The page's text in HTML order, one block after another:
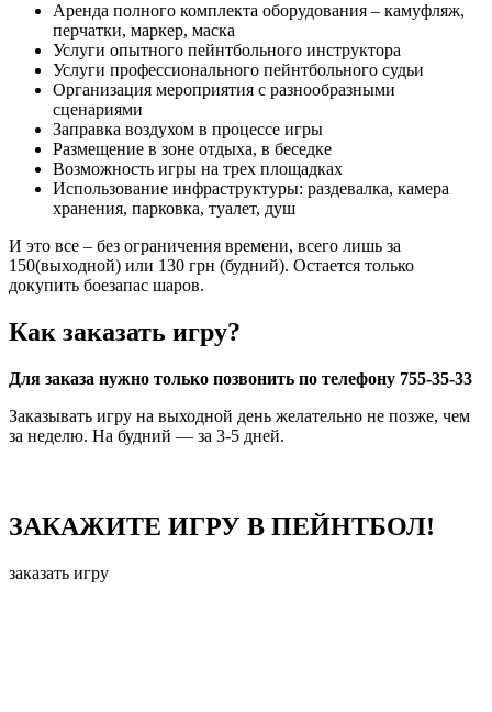
Аренда полного комплекта оборудования – камуфляж,
перчатки, маркер, маска
Услуги опытного пейнтбольного инструктора
Услуги профессионального пейнтбольного судьи
Организация мероприятия с разнообразными
сценариями
Заправка воздухом в процессе игры
Размещение в зоне отдыха, в беседке
Возможность игры на трех площадках
Использование инфраструктуры: раздевалка, камера
хранения, парковка, туалет, душ
И это все – без ограничения времени, всего лишь за
150(выходной) или 130 грн (будний). Остается только
докупить боезапас шаров.
Как заказать игру?
Для заказа нужно только позвонить по телефону 755-35-33
Заказывать игру на выходной день желательно не позже, чем
за неделю. На будний — за 3-5 дней.
ЗАКАЖИТЕ ИГРУ В ПЕЙНТБОЛ!
заказать игру